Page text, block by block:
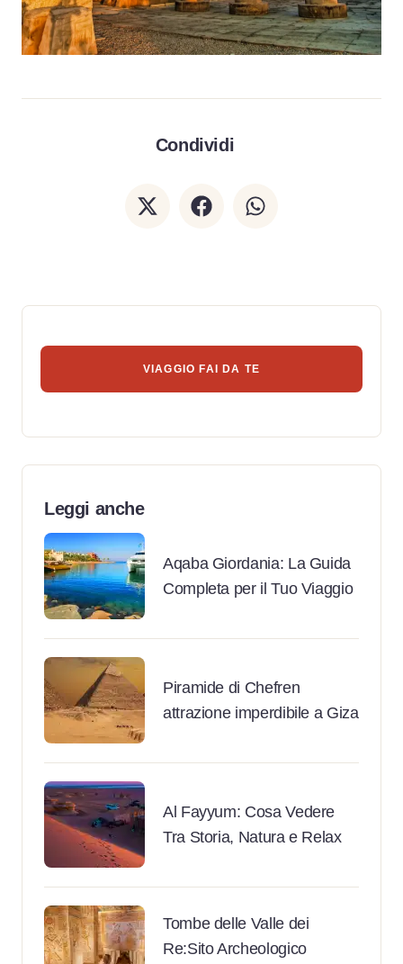
Condividi
VIAGGIO FAI DA TE
Leggi anche
Aqaba Giordania: La Guida
Completa per il Tuo Viaggio
Piramide di Chefren
attrazione imperdibile a Giza
Al Fayyum: Cosa Vedere
Tra Storia, Natura e Relax
Tombe delle Valle dei
Re:Sito Archeologico